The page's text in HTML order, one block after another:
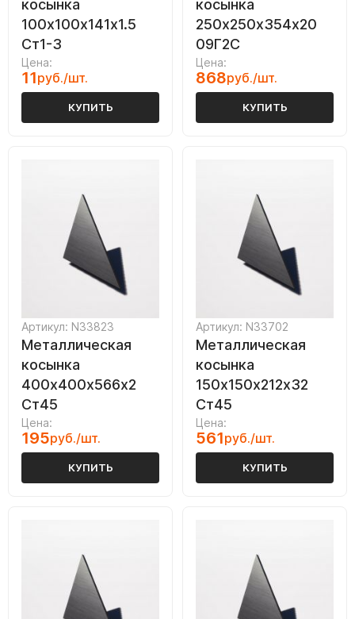
косынка
100х100х141х1.5
Ст1-3
Цена:
11руб./шт.
КУПИТЬ
косынка
250х250х354х20
09Г2С
Цена:
868руб./шт.
КУПИТЬ
Артикул: N33823
Металлическая
косынка
400х400х566х2
Ст45
Цена:
195руб./шт.
КУПИТЬ
Артикул: N33702
Металлическая
косынка
150х150х212х32
Ст45
Цена:
561руб./шт.
КУПИТЬ